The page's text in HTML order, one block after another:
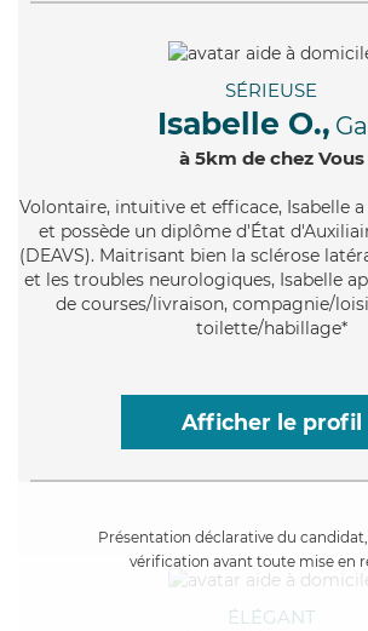
SÉRIEUSE
Isabelle O.,
à 5km de chez Vous
Volontaire, intuitive et efficace, Isabelle
et possède un diplôme d'État
(DEAVS). Maitrisant bien la sclérose
et les troubles neurologiques, Isabelle
de courses/livraison, compagnie/
toilette/habillage*
Afficher le profil
Présentation déclarative du
vérification avant toute mise en
ÉLÉGANT